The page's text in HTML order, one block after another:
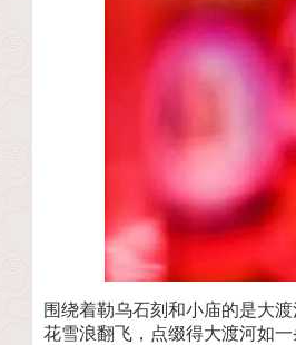
围绕着勒乌石刻和小庙的是大
花雪浪翻飞，点缀得大渡河如